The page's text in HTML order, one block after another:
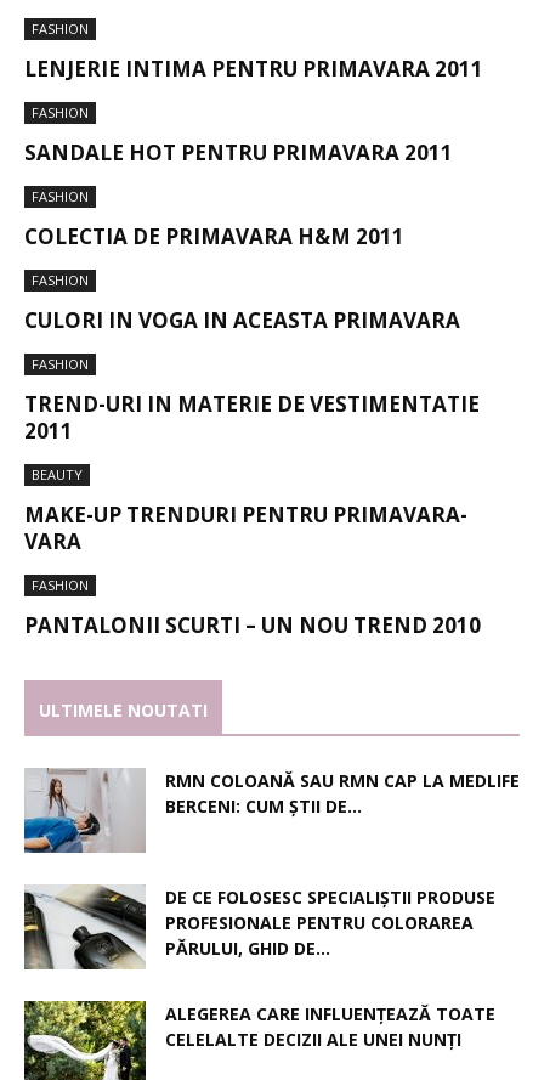
FASHION
LENJERIE INTIMA PENTRU PRIMAVARA 2011
FASHION
SANDALE HOT PENTRU PRIMAVARA 2011
FASHION
COLECTIA DE PRIMAVARA H&M 2011
FASHION
CULORI IN VOGA IN ACEASTA PRIMAVARA
FASHION
TREND-URI IN MATERIE DE VESTIMENTATIE
2011
BEAUTY
MAKE-UP TRENDURI PENTRU PRIMAVARA-
VARA
FASHION
PANTALONII SCURTI – UN NOU TREND 2010
ULTIMELE NOUTATI
RMN COLOANĂ SAU RMN CAP LA MEDLIFE
BERCENI: CUM ȘTII DE...
DE CE FOLOSESC SPECIALIȘTII PRODUSE
PROFESIONALE PENTRU COLORAREA
PĂRULUI, GHID DE...
ALEGEREA CARE INFLUENȚEAZĂ TOATE
CELELALTE DECIZII ALE UNEI NUNȚI